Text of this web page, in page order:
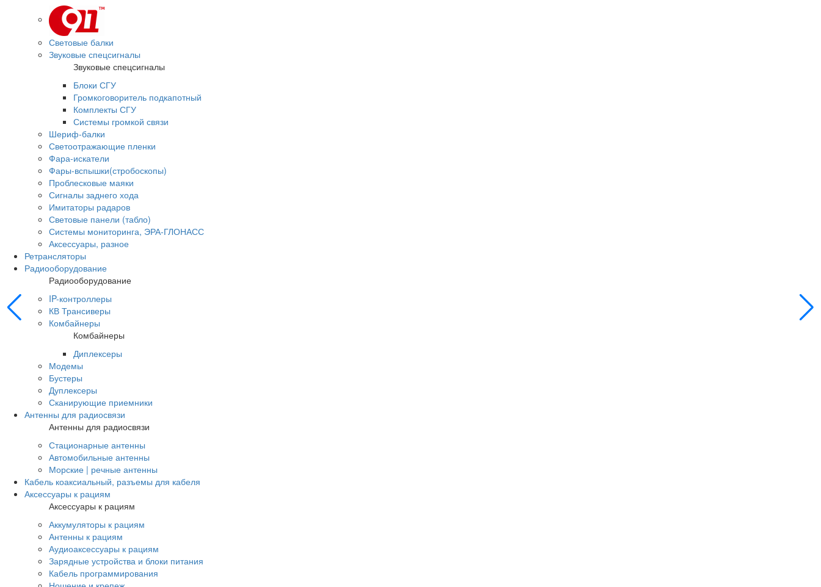
Световые балки
Звуковые спецсигналы
Звуковые спецсигналы
Блоки СГУ
Громкоговоритель подкапотный
Комплекты СГУ
Системы громкой связи
Шериф-балки
Светоотражающие пленки
Фара-искатели
Фары-вспышки(стробоскопы)
Проблесковые маяки
Сигналы заднего хода
Имитаторы радаров
Световые панели (табло)
Системы мониторинга, ЭРА-ГЛОНАСС
Аксессуары, разное
Ретрансляторы
Радиооборудование
Радиооборудование
IP-контроллеры
КВ Трансиверы
Комбайнеры
Комбайнеры
Диплексеры
Модемы
Бустеры
Дуплексеры
Сканирующие приемники
Антенны для радиосвязи
Антенны для радиосвязи
Стационарные антенны
Автомобильные антенны
Морские | речные антенны
Кабель коаксиальный, разъемы для кабеля
Аксессуары к рациям
Аксессуары к рациям
Аккумуляторы к рациям
Антенны к рациям
Аудиоаксессуары к рациям
Зарядные устройства и блоки питания
Кабель программирования